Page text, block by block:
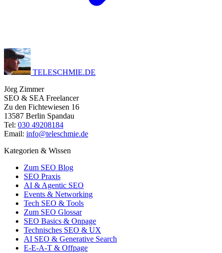
TELESCHMIE.DE
Jörg Zimmer
SEO & SEA Freelancer
Zu den Fichtewiesen 16
13587 Berlin Spandau
Tel: 030 49208184
Email: info@teleschmie.de
Kategorien & Wissen
Zum SEO Blog
SEO Praxis
AI & Agentic SEO
Events & Networking
Tech SEO & Tools
Zum SEO Glossar
SEO Basics & Onpage
Technisches SEO & UX
AI SEO & Generative Search
E-E-A-T & Offpage